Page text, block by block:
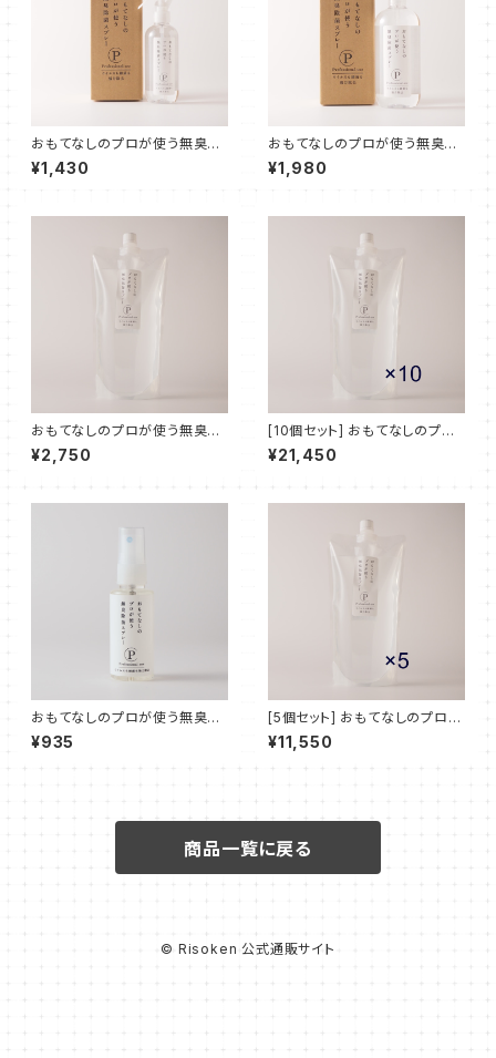
おもてなしのプロが使う無臭除
菌スプレー 250ml
¥1,430
おもてなしのプロが使う無臭除
菌スプレー 500ml
¥1,980
おもてなしのプロが使う無臭除
菌スプレー 1000ml (詰め替え
パック)
¥2,750
[10個セット] おもてなしのプロ
が使う無臭除菌スプレー 1000
ml (詰め替えパック)
¥21,450
おもてなしのプロが使う無臭除
菌スプレー 50ml
¥935
[5個セット] おもてなしのプロが
使う無臭除菌スプレー 1000ml
(詰め替えパック)
¥11,550
商品一覧に戻る
© Risoken 公式通販サイト